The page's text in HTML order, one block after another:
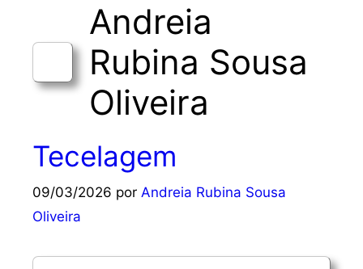
Andreia
Rubina Sousa
Oliveira
Tecelagem
09/03/2026 por Andreia Rubina Sousa
Oliveira